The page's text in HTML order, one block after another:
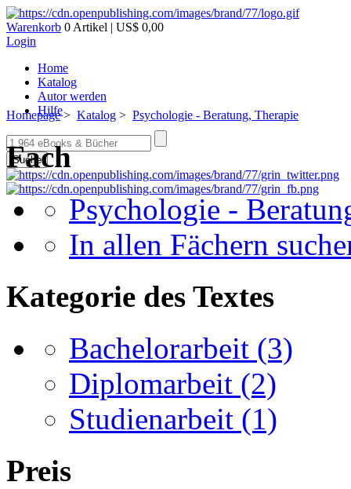
Warenkorb 0 Artikel | US$ 0,00
Login
Home
Katalog
Autor werden
Hilfe
Suche
Homepage> Katalog > Psychologie - Beratung, Therapie
Fach
Psychologie -
In allen Fächern
Kategorie des Textes
Bachelorarbeit (3)
Diplomarbeit (2)
Studienarbeit (1)
Preis